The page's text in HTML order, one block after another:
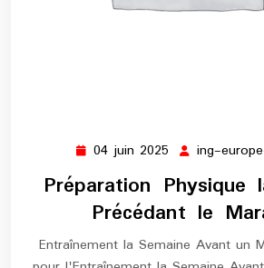
04 juin 2025 04
juin
2025
ing-
Préparation Physique
Précédant le
Entraînement la Semaine Avant un